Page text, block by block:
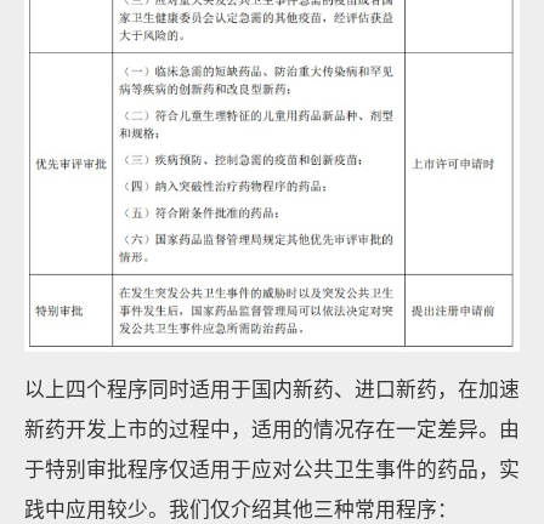
以上四个程序同时适用于国内新药、进口新药，在加速
新药开发上市的过程中，适用的情况存在一定差异。由
于特别审批程序仅适用于应对公共卫生事件的药品，实
践中应用较少。我们仅介绍其他三种常用程序：